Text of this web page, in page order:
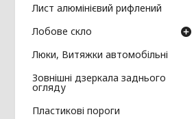
Лист алюмінієвий рифлений
Лобове скло
Люки, Витяжки автомобільні
Зовнішні дзеркала заднього
огляду
Пластикові пороги